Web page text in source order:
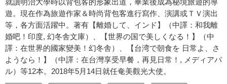
遊。現在作為旅遊作家＆時尚背包客進行寫作、演講或ＴＶ演出
等，各方面活躍中。著有【離婚して、インド】（中譯：和我離
婚吧！印度, 幻冬舎文庫）、【世界の国で美しくなる！】（中
譯：在世界的國家變美！幻冬舎）、【台湾で朝食を 日常よ、さ
ようなら！】（中譯：在台灣享受早餐，再見日常！, メディアパ
ル）等12本。2018年5月14日就任奄美觀光大使。